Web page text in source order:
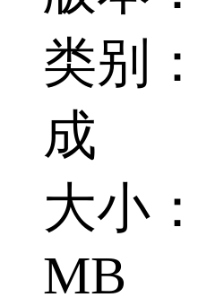
类别
成
大小
MB